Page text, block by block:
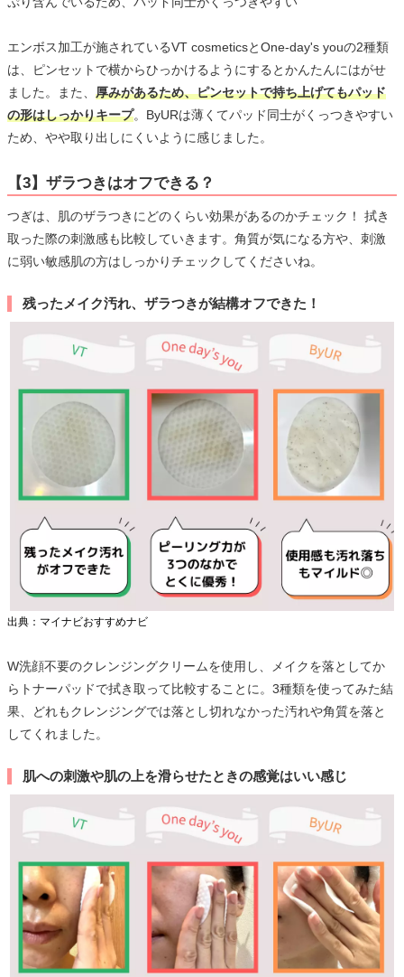
エンボス加工が施されているVT cosmeticsとOne-day's youの2種類
は、ピンセットで横からひっかけるようにするとかんたんにはがせ
ました。また、 厚みがあるため、ピンセットで持ち上げてもパッド
の形はしっかりキープ。ByURは薄くてパッド同士がくっつきやすい
ため、やや取り出しにくいように感じました。
【3】ザラつきはオフできる？
つぎは、肌のザラつきにどのくらい効果があるのかチェック！ 拭き
取った際の刺激感も比較していきます。角質が気になる方や、刺激
に弱い敏感肌の方はしっかりチェックしてくださいね。
残ったメイク汚れ、ザラつきが結構オフできた！
出典：マイナビおすすめナビ
W洗顔不要のクレンジングクリームを使用し、メイクを落としてか
らトナーパッドで拭き取って比較することに。3種類を使ってみた結
果、どれもクレンジングでは落とし切れなかった汚れや角質を落と
してくれました。
肌への刺激や肌の上を滑らせたときの感覚はいい感じ